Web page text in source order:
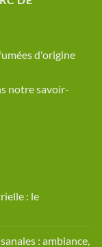
d'origine
notre savoir-
: le
: ambiance,